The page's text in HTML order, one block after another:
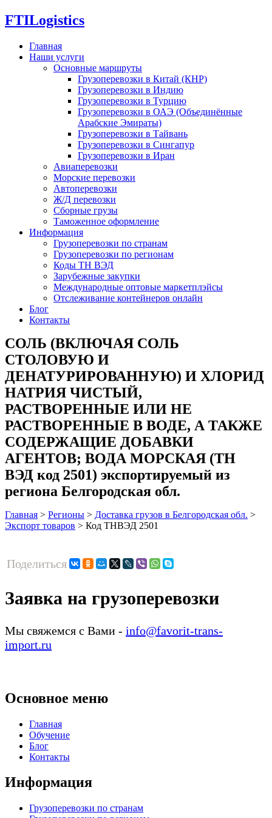
FTILogistics
Главная
Наши услуги
Основные маршруты
Грузоперевозки в Китай (КНР)
Грузоперевозки в Индию
Грузоперевозки в Турцию
Грузоперевозки в ОАЭ (Объединённые
Арабские Эмираты)
Грузоперевозки в Тайвань
Грузоперевозки в Сингапур
Грузоперевозки в Иран
Авиаперевозки
Морские перевозки
Автоперевозки
Ж/Д перевозки
Сборные грузы
Таможенное оформление
Информация
Грузоперевозки по странам
Грузоперевозки по регионам
Коды ТН ВЭД
Зарубежные закупки
Международные оптовые маркетплэйсы
Отслеживание контейнеров онлайн
Блог
Контакты
СОЛЬ (ВКЛЮЧАЯ СОЛЬ
СТОЛОВУЮ И
ДЕНАТУРИРОВАННУЮ) И ХЛОРИД
НАТРИЯ ЧИСТЫЙ,
РАСТВОРЕННЫЕ ИЛИ НЕ
РАСТВОРЕННЫЕ В ВОДЕ, А ТАКЖЕ
СОДЕРЖАЩИЕ ДОБАВКИ
АГЕНТОВ; ВОДА МОРСКАЯ (ТН
ВЭД код 2501) экспортируемый из
региона Белгородская обл.
Главная > Регионы > Доставка грузов в Белгородская обл. >
Экспорт товаров > Код ТНВЭД 2501
Поделиться
Заявка на грузоперевозки
Мы свяжемся с Вами - info@favorit-trans-
import.ru
Основное меню
Главная
Обучение
Блог
Контакты
Информация
Грузоперевозки по странам